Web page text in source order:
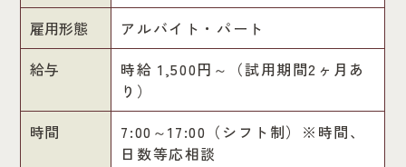
雇用形態
アルバイト・パート
給与
時給 1,500円～（試用期間2ヶ月あ
り）
時間
7:00～17:00（シフト制）※時間、
日数等応相談